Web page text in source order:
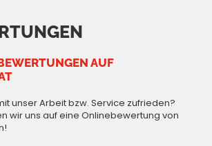
AUF
unser Arbeit bzw. Service zufrieden?
wir uns auf eine Onlinebewertung von